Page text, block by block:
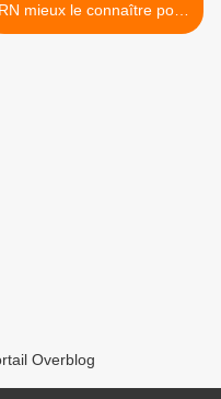
RN mieux le connaître pour
mieux le combattre >
Overblog